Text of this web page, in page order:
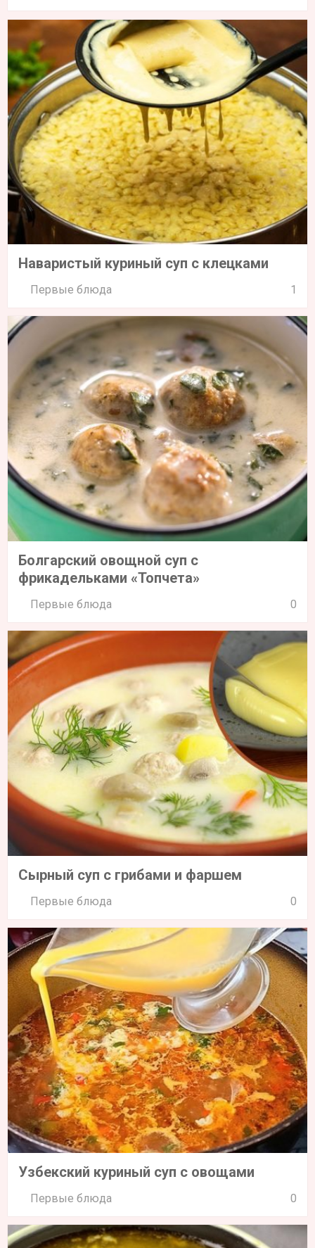
Наваристый куриный суп с клецками
Первые блюда 1
Болгарский овощной суп с
фрикадельками «Топчета»
Первые блюда 0
Сырный суп с грибами и фаршем
Первые блюда 0
Узбекский куриный суп с овощами
Первые блюда 0